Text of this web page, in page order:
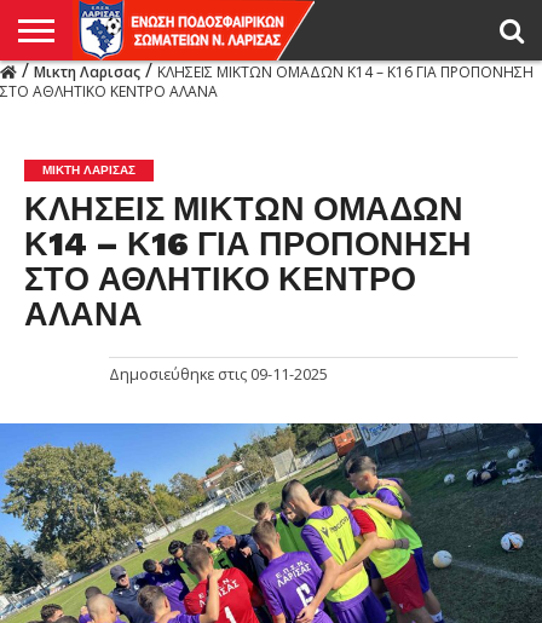
Η
ΕΝΩΣΗ
ΑΓΩΝΙΣΤΙΚΑ
ΜΙΚΤΉ
ΔΙΑΙΤΗΣΙΑ
ΠΡΩΤΑΘΛΗΜΑΤΑ
ΥΠΟΔΟΜΕΣ
ΚΥΠΕΛΛΟ
ΑΜΕΣΑ
LIVE
ΝΕΑ
ΠΡΩΤΑΘΛΗΜΑΤΑ
ΚΥΠΕΛΛΟ
ΥΠΟΔΟΜΕΣ
ΠΕΙΘΑΡΧΙΚΟ
ΜΙΚΤΗ
ΠΑΡΑΤΗΡΗΤΕΣ
ΠΡΟΠΟΝΗΤΕΣ
ΔΙΑΙΤΗΤΕΣ
VIDEO
ΓΕΝΙΚΑ
ΑΦΙΕΡΩΜΑΤΑ
ΕΚΔΗΛΩΣΕΙΣ
ΕΠΙΚΟΙΝΩΝΙΑ
/Μικτη Λαρισας/ΚΛΗΣΕΙΣ ΜΙΚΤΩΝ ΟΜΑΔΩΝ Κ14 – Κ16 ΓΙΑ ΠΡΟΠΟΝΗΣΗ
ΣΤΟ ΑΘΛΗΤΙΚΟ ΚΕΝΤΡΟ ΑΛΑΝΑ
ΜΙΚΤΗ ΛΑΡΙΣΑΣ
ΚΛΗΣΕΙΣ ΜΙΚΤΩΝ ΟΜΑΔΩΝ
Κ14 – Κ16 ΓΙΑ ΠΡΟΠΟΝΗΣΗ
ΣΤΟ ΑΘΛΗΤΙΚΟ ΚΕΝΤΡΟ
ΑΛΑΝΑ
Δημοσιεύθηκε στις 09-11-2025